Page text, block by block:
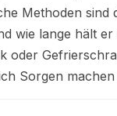
Methoden sind
wie lange hält er
oder
Sorgen machen